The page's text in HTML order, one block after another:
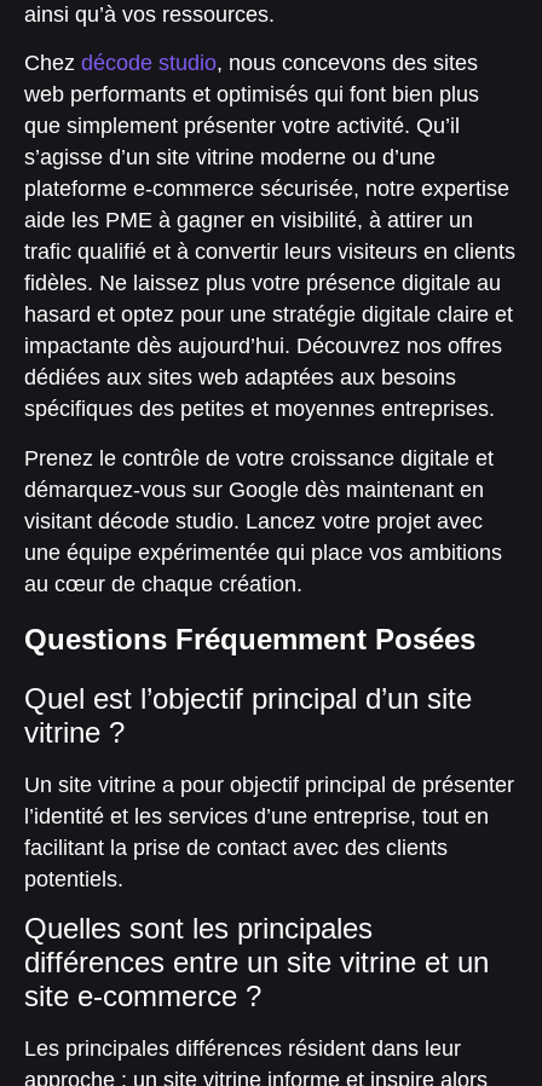
ainsi qu’à vos ressources.
Chez décode studio, nous concevons des sites
web performants et optimisés qui font bien plus
que simplement présenter votre activité. Qu’il
s’agisse d’un site vitrine moderne ou d’une
plateforme e-commerce sécurisée, notre expertise
aide les PME à gagner en visibilité, à attirer un
trafic qualifié et à convertir leurs visiteurs en clients
fidèles. Ne laissez plus votre présence digitale au
hasard et optez pour une stratégie digitale claire et
impactante dès aujourd’hui. Découvrez nos offres
dédiées aux sites web adaptées aux besoins
spécifiques des petites et moyennes entreprises.
Prenez le contrôle de votre croissance digitale et
démarquez-vous sur Google dès maintenant en
visitant décode studio. Lancez votre projet avec
une équipe expérimentée qui place vos ambitions
au cœur de chaque création.
Questions Fréquemment Posées
Quel est l’objectif principal d’un site
vitrine ?
Un site vitrine a pour objectif principal de présenter
l’identité et les services d’une entreprise, tout en
facilitant la prise de contact avec des clients
potentiels.
Quelles sont les principales
différences entre un site vitrine et un
site e-commerce ?
Les principales différences résident dans leur
approche : un site vitrine informe et inspire alors